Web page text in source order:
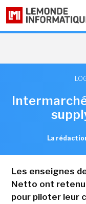
La
Les enseignes
Netto ont retenu
pour piloter leur